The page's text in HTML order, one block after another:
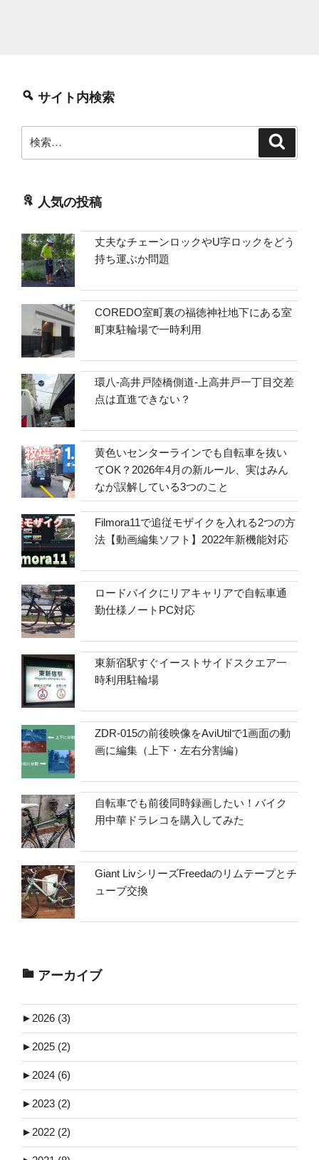
サイト内検索
索:
人気の投稿
丈夫なチェーンロックやU字ロックをどう
持ち運ぶか問題
COREDO室町裏の福徳神社地下にある室
町東駐輪場で一時利用
環八-高井戸陸橋側道-上高井戸一丁目交差
点は直進できない？
黄色いセンターラインでも自転車を抜い
てOK？2026年4月の新ルール、実はみん
なが誤解している3つのこと
Filmora11で追従モザイクを入れる2つの方
法【動画編集ソフト】2022年新機能対応
ロードバイクにリアキャリアで自転車通
勤仕様ノートPC対応
東新宿駅すぐイーストサイドスクエア一
時利用駐輪場
ZDR-015の前後映像をAviUtilで1画面の動
画に編集（上下・左右分割編）
自転車でも前後同時録画したい！バイク
用中華ドラレコを購入してみた
Giant LivシリーズFreedaのリムテープとチ
ューブ交換
アーカイブ
► 2026 (3)
► 2025 (2)
► 2024 (6)
► 2023 (2)
► 2022 (2)